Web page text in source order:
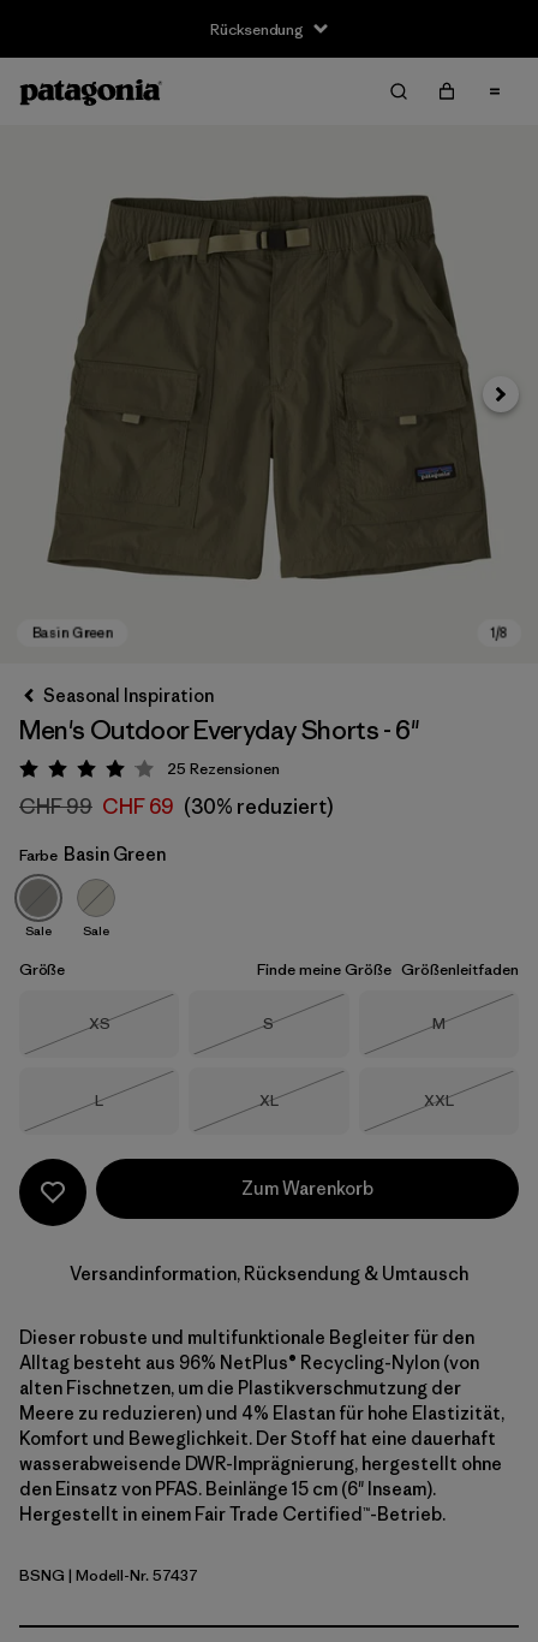
Rücksendung
Basin Green
Seasonal Inspiration
Men's Outdoor Everyday Shorts - 6"
Bewertung: 4.1 / 5
25 Rezensionen
CHF 99 CHF 69 (30% reduziert)
Farbe Basin Green
Sale Sale
Größe Finde meine Größe Größenleitfaden
Größe
XS
Größe
S
Größe
M
Größe
L
Größe
XL
Größe
XXL
Zum Warenkorb
Versandinformation, Rücksendung & Umtausch
Dieser robuste und multifunktionale Begleiter für den
Alltag besteht aus 96% NetPlus® Recycling-Nylon (von
alten Fischnetzen, um die Plastikverschmutzung der
Meere zu reduzieren) und 4% Elastan für hohe Elastizität,
Komfort und Beweglichkeit. Der Stoff hat eine dauerhaft
wasserabweisende DWR-Imprägnierung, hergestellt ohne
den Einsatz von PFAS. Beinlänge 15 cm (6" Inseam).
Hergestellt in einem Fair Trade Certified™-Betrieb.
Basin Green
BSNG | Modell-Nr. 57437